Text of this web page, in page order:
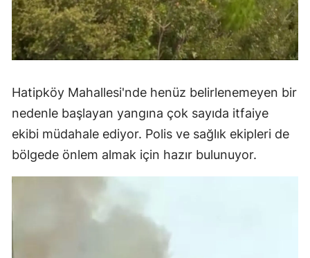
Hatipköy Mahallesi'nde henüz belirlenemeyen bir
nedenle başlayan yangına çok sayıda itfaiye
ekibi müdahale ediyor. Polis ve sağlık ekipleri de
bölgede önlem almak için hazır bulunuyor.